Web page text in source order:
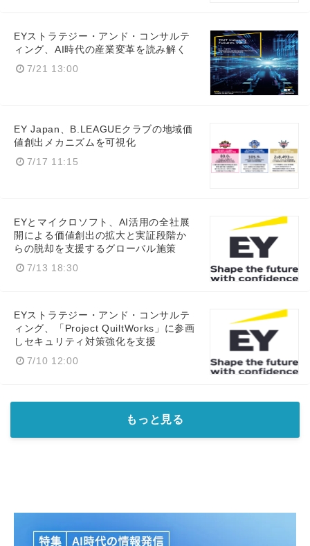
EYストラテジー・アンド・コンサルテ
ィング、AI時代の産業変革を読み解く
7/21 13:00
EY Japan、B.LEAGUEクラブの地域価
値創出メカニズムを可視化
7/17 11:15
EYとマイクロソフト、AI活用の全社展
開による価値創出の拡大と実証段階か
らの脱却を支援するグローバル施策
7/13 18:30
EYストラテジー・アンド・コンサルテ
ィング、「Project QuiltWorks」に参画
しセキュリティ対策強化を支援
7/10 12:00
もっと見る